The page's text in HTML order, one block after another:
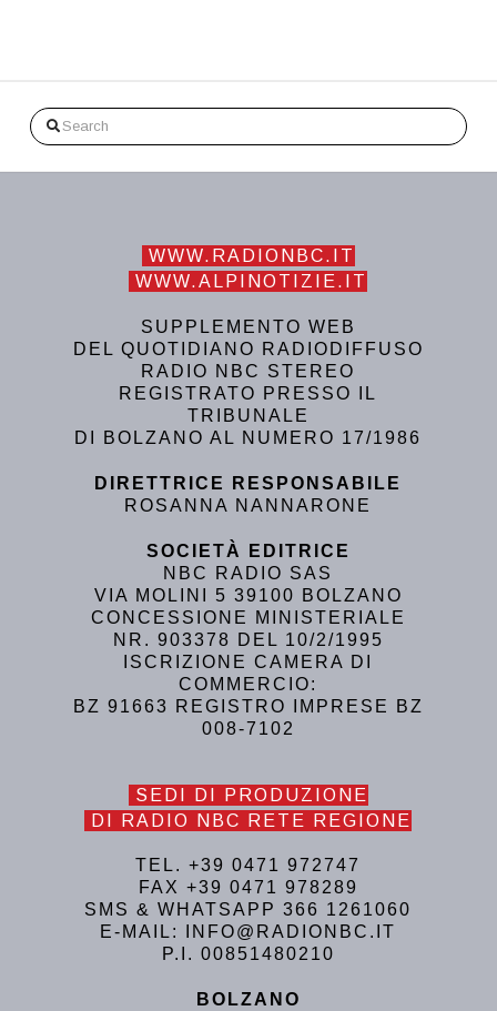
Search
WWW.RADIONBC.IT
WWW.ALPINOTIZIE.IT
SUPPLEMENTO WEB
DEL QUOTIDIANO RADIODIFFUSO
RADIO NBC STEREO
REGISTRATO PRESSO IL
TRIBUNALE
DI BOLZANO AL NUMERO 17/1986
DIRETTRICE RESPONSABILE
ROSANNA NANNARONE
SOCIETÀ EDITRICE
NBC RADIO SAS
VIA MOLINI 5 39100 BOLZANO
CONCESSIONE MINISTERIALE
NR. 903378 DEL 10/2/1995
ISCRIZIONE CAMERA DI
COMMERCIO:
BZ 91663 REGISTRO IMPRESE BZ
008-7102
SEDI DI PRODUZIONE
DI RADIO NBC RETE REGIONE
TEL. +39 0471 972747
FAX +39 0471 978289
SMS & WHATSAPP 366 1261060
E-MAIL: INFO@RADIONBC.IT
P.I. 00851480210
BOLZANO